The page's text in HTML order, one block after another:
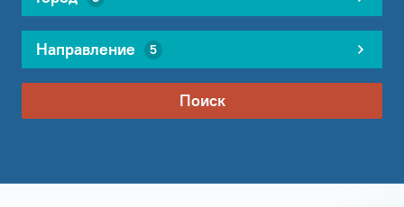
Направление 5
Поиск